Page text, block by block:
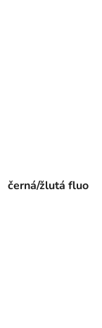
černá/žlutá fluo